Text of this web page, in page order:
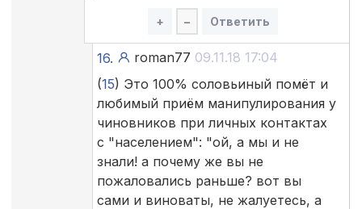
+ – Ответить
16. roman77 09.11.18 17:04
(15) Это 100% соловьиный помёт и
любимый приём манипулирования у
чиновников при личных контактах
с "населением": "ой, а мы и не
знали! а почему же вы не
пожаловались раньше? вот вы
сами и виноваты, не жалуетесь, а